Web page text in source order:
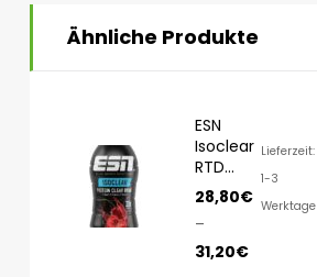
Ähnliche Produkte
ESN
Isoclear
RTD
8x500ml
28,80€
–
31,20€
Lieferzeit:
1-3
Werktage